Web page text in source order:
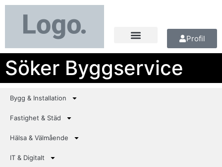
Profil
Söker Byggservice
Bygg & Installation
Fastighet & Städ
Hälsa & Välmående
IT & Digitalt